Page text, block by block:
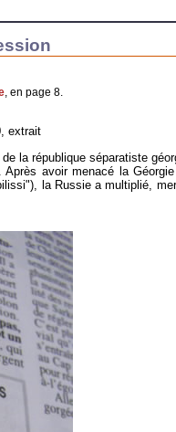
, en page 8.
extrait
la république séparatiste
avoir menacé la
la Russie a multiplié,